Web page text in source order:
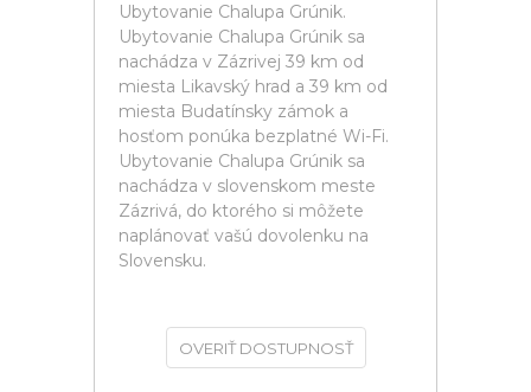
Ubytovanie Chalupa Grúnik.
Ubytovanie Chalupa Grúnik sa
nachádza v Zázrivej 39 km od
miesta Likavský hrad a 39 km od
miesta Budatínsky zámok a
hosťom ponúka bezplatné Wi-Fi.
Ubytovanie Chalupa Grúnik sa
nachádza v slovenskom meste
Zázrivá, do ktorého si môžete
naplánovať vašú dovolenku na
Slovensku.
OVERIŤ DOSTUPNOSŤ